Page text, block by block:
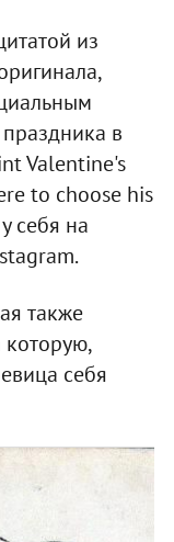
из
в
Valentine's
to choose his
себя на
также
которую,
себя